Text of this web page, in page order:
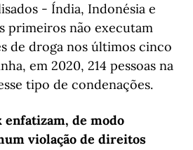
- Índia, Indonésia e
primeiros não executam
de droga nos últimos cinco
em 2020, 214 pessoas na
tipo de condenações.
enfatizam, de modo
violação de direitos